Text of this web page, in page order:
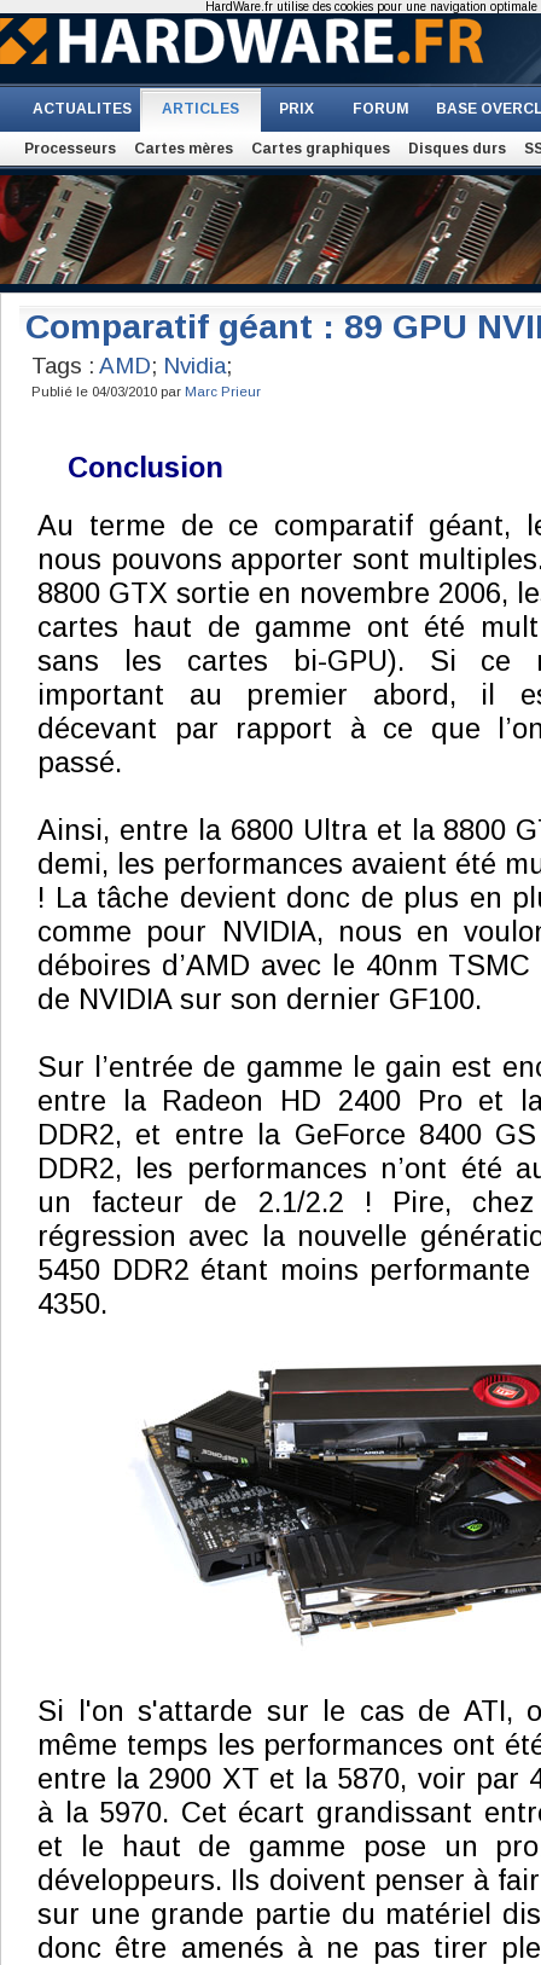
ACTUALITES ARTICLES PRIX FORUM BASE
Processeurs Cartes mères Cartes graphiques Disques durs
Comparatif géant : 89 GPU
Tags : AMD; Nvidia;
Publié le 04/03/2010 par Marc Prieur
Conclusion
Au terme de ce comparatif géant,
nous pouvons apporter sont
8800 GTX sortie en novembre 2006,
cartes haut de gamme ont été
sans les cartes bi-GPU). Si ce
important au premier abord, il
décevant par rapport à ce que
passé.
Ainsi, entre la 6800 Ultra et la 8800
demi, les performances avaient été
! La tâche devient donc de plus en
comme pour NVIDIA, nous en
déboires d’AMD avec le 40nm
de NVIDIA sur son dernier GF100.
Sur l’entrée de gamme le gain est
entre la Radeon HD 2400 Pro et
DDR2, et entre la GeForce 8400
DDR2, les performances n’ont été
un facteur de 2.1/2.2 ! Pire,
régression avec la nouvelle
5450 DDR2 étant moins performante
4350.
Si l'on s'attarde sur le cas de ATI,
même temps les performances ont
entre la 2900 XT et la 5870, voir par
à la 5970. Cet écart grandissant
et le haut de gamme pose un
développeurs. Ils doivent penser à
sur une grande partie du matériel
donc être amenés à ne pas tirer
HardWare.fr utilise des cookies pour une navigation